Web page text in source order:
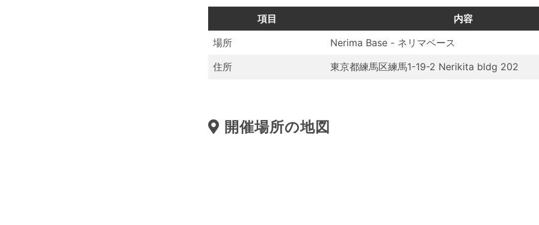
項目
内容
場所
Nerima Base - ネリマベース
住所
東京都練馬区練馬1-19-2 Nerikita bldg 202
開催場所の地図